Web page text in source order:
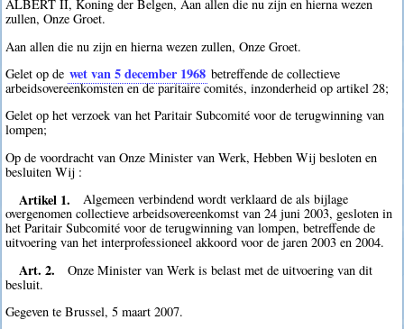
ALBERT II, Koning der Belgen, Aan allen die nu zijn en hierna wezen
zullen, Onze Groet.
Aan allen die nu zijn en hierna wezen zullen, Onze Groet.
Gelet op de wet van 5 december 1968 betreffende de collectieve
arbeidsovereenkomsten en de paritaire comités, inzonderheid op artikel 28;
Gelet op het verzoek van het Paritair Subcomité voor de terugwinning van
lompen;
Op de voordracht van Onze Minister van Werk, Hebben Wij besloten en
besluiten Wij :
Artikel 1.
Algemeen verbindend wordt verklaard de als bijlage
overgenomen collectieve arbeidsovereenkomst van 24 juni 2003, gesloten in
het Paritair Subcomité voor de terugwinning van lompen, betreffende de
uitvoering van het interprofessioneel akkoord voor de jaren 2003 en 2004.
Art. 2.
Onze Minister van Werk is belast met de uitvoering van dit
besluit.
Gegeven te Brussel, 5 maart 2007.